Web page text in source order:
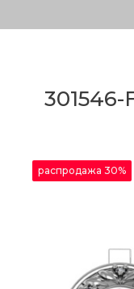
301546-
распродажа 30%